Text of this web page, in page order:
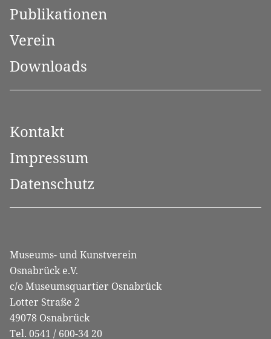
Publikationen
Verein
Downloads
Kontakt
Impressum
Datenschutz
Museums- und Kunstverein
Osnabrück e.V.
c/o Museumsquartier Osnabrück
Lotter Straße 2
49078 Osnabrück
Tel. 0541 / 600-34 20